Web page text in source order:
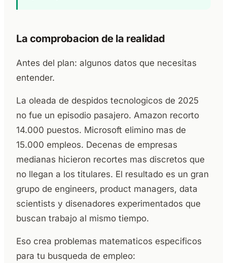
La comprobacion de la realidad
Antes del plan: algunos datos que necesitas
entender.
La oleada de despidos tecnologicos de 2025
no fue un episodio pasajero. Amazon recorto
14.000 puestos. Microsoft elimino mas de
15.000 empleos. Decenas de empresas
medianas hicieron recortes mas discretos que
no llegan a los titulares. El resultado es un gran
grupo de engineers, product managers, data
scientists y disenadores experimentados que
buscan trabajo al mismo tiempo.
Eso crea problemas matematicos especificos
para tu busqueda de empleo: